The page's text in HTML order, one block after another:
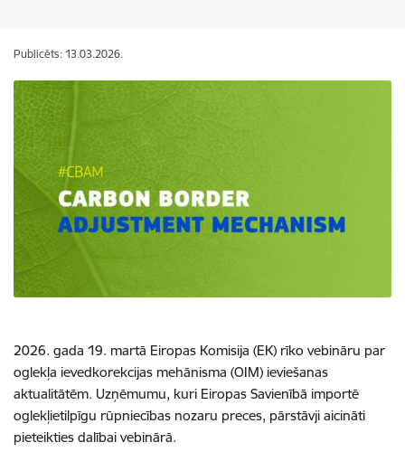
Publicēts: 13.03.2026.
2026. gada 19. martā Eiropas Komisija (EK) rīko vebināru par
oglekļa ievedkorekcijas mehānisma (OIM) ieviešanas
aktualitātēm. Uzņēmumu, kuri Eiropas Savienībā importē
oglekļietilpīgu rūpniecības nozaru preces, pārstāvji aicināti
pieteikties dalībai vebinārā.